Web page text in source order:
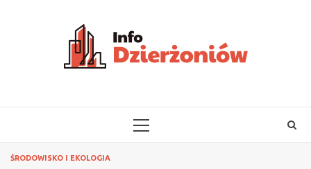
PRIMARY
ŚRODOWISKO I EKOLOGIA